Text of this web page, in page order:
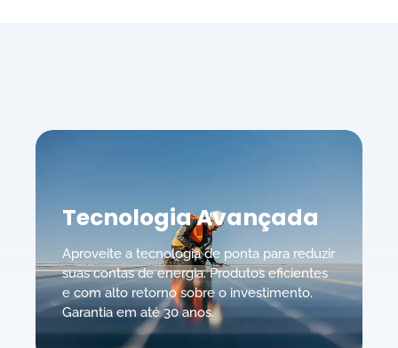
Tecnologia Avançada
Aproveite a tecnologia de ponta para reduzir
suas contas de energia. Produtos eficientes
e com alto retorno sobre o investimento.
Garantia em até 30 anos.